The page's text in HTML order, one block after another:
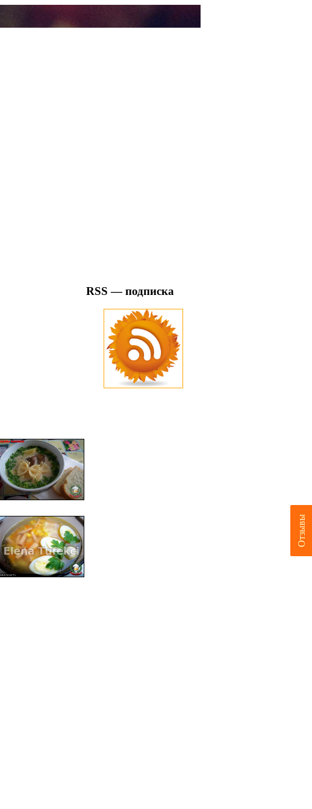
RSS — подписка
Отзывы